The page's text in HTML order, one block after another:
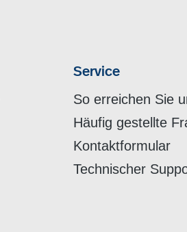
Service
So erreichen Sie
Häufig gestellte
Kontaktformular
Technischer